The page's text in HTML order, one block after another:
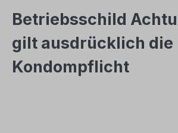
Betriebsschild
gilt ausdrücklich die
Kondompflicht